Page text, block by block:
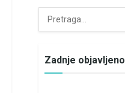
Zadnje objavljeno